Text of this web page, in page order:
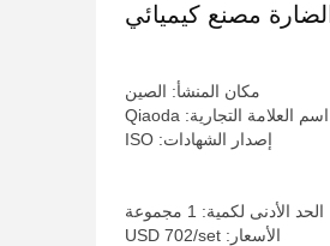
مصنع كيميائي
مكان المنشأ: الصين
اسم العلامة التجارية: Qiaoda
إصدار الشهادات: ISO
الحد الأدنى لكمية: 1 مجموعة
الأسعار: USD 702/set